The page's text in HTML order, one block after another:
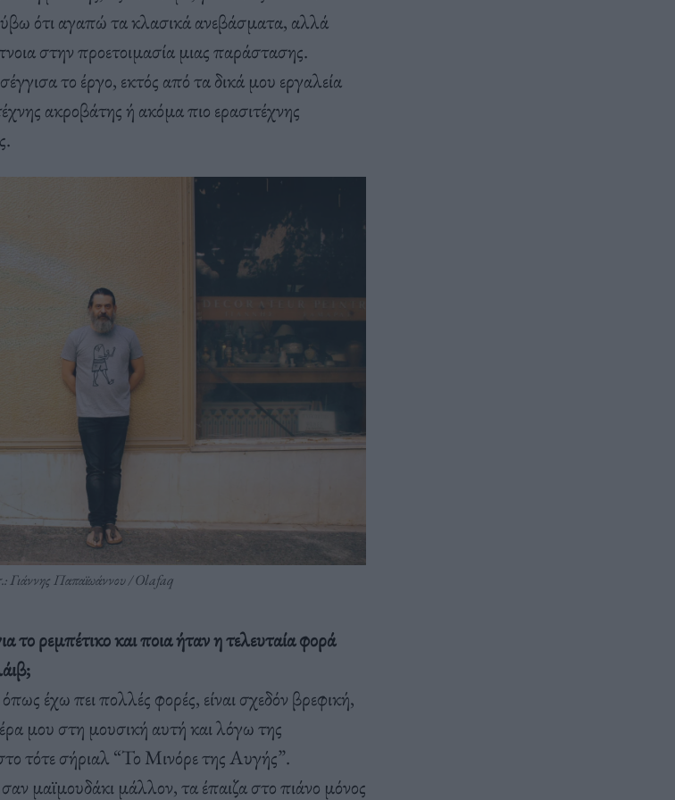
ότι αγαπώ τα κλασικά ανεβάσματα, αλλά
στην προετοιμασία μιας παράστασης.
το έργο, εκτός από τα δικά μου εργαλεία
ακροβάτης ή ακόμα πιο ερασιτέχνης
Γιάννης Παπαϊωάννου / Olafaq
το ρεμπέτικο και ποια ήταν η τελευταία φορά
έχω πει πολλές φορές, είναι σχεδόν βρεφική,
μου στη μουσική αυτή και λόγω της
τότε σήριαλ “Το Μινόρε της Αυγής”.
μαϊμουδάκι μάλλον, τα έπαιζα στο πιάνο μόνος